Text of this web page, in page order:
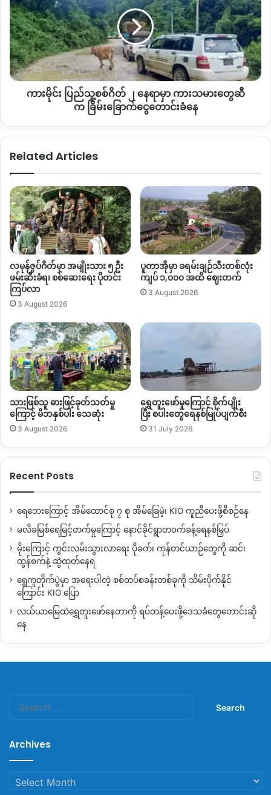
လိုက်ပြီး ကျန် ၂ ယောက်မှာ မုန်ကြိတ်ကျေးရွာက အသက် ၁၇ နှစ်
အရွယ် အမျိုးသား ၂ ယောက်ဖြစ်တယ်လို့ သိရပါတယ်။
ရွှေမင်းပြည်သူ့စစ်အဖွဲ့တွေဟာ ရပ်ကွက်ဒေသအလိုက် ကချင်
လွတ်လပ်ရေးတပ်မတော် KIA နဲ့ဆက်နွယ်ပတ်သက်မှုရှိတဲ့ သူတွေ
ကို လိုက်လံဖမ်းဆီးနေတာတွေလုပ်ဆောင်နေပြီး ညအချိန်မှာ
ရပ်ကွက်အတွင်း သေနတ်ပစ်ဖောက်တာတွေ၊ ဆဲဆိုခြိမ်းခြောက်တွေ
တာတွေ လုပ်ဆောင်နေတယ် ဒေသခံတွေကပြောပါတယ်။
ဝူယာန်ပြည်သူ့စစ်စခန်းကို KIA နဲ့ ပြည်သူ့စစ်တပ်ဖွဲ့တွေက ဒရုန်းနဲ့
ဗုံး ၃ ကြိမ်ထက်မနည်း သွားရောက်တိုက်ခိုက်ခဲ့တာတွေလည်းရှိခဲ့
တာကြောင့် အခုလို ဖမ်းဆီးမှုတွေ ဆက်တိုက်လုပ်ဆောင်လာတာ
ဖြစ်တယ်လို့ ဝူယန်ဒေသခံတစ် ယောက်လည်း အခုလိုပြောပြပါ
တယ်။
“အဲဒီ ၁၃ ရက်နေ့မရောက်ခင်မှာ ဝူယာန်ပြည်သူ့စစ်စခန်း
ကို KIA နဲ့ PDF တွေက ဒရုန်းနဲ့လာပစ်သေးတယ်။ အဲတုန်းက စခန်း
ထိခိုက်သွားတာနဲ့ပတ်သက်ပြီးတော့ အသေးစိတ်က မသိလိုက်ရ
ဘူး။ နောက် ၂ ရက်လောက်ဆို ဖမ်းဆီးတာတွေ ရှိလာပြီးလေ။ သူတို့
အခုဖမ်းသွားတဲ့ သူတွေကိုလည်း KIA နဲ့ ပတ်သက်တယ်လို့ပြောပြီး
ဖမ်းသွားကြတာ”လို့ပြောပြပါတယ်။
အခုလို ပြည်သူ့စစ်တပ်ဖွဲ့တွေက ဝိုင်းမော်မြို့တွင်း မြို့ပြင် ညတိုင်း
လိုလို အင်အား အများအပြားနဲ့ လုံးခြုံရေးတင်းကြပ် ထားပြီး ပြည်
သူနေအိမ်တွေကို တစ်အိမ်ဆင်း တစ်အိမ်တက် စစ်ဆေးမှုတွေ
ဆက်တိုက်လုပ်ဆောင်နေတာကြောင့် KIA နဲ့ ဆက်နွယ်မှုရှိတဲ့ ပြည်
သူတစ်ချို့က ထွက်ပြေးတိမ်းရှောင်နေတာတွေရှိတယ်လို့ သူကဆက်
ပြောပါတယ်။
ပြီးခဲ့တဲ့ စက်တင်ဘာလမှာလည်း တိုက်ပွဲကြောင့် တိမ်းရှောင်လာတဲ့
ကဇူး၊ ဒဘတ် စစ်ရှောင်တစ်ချို့ကို တိမ်းရှောင်နေတဲ့ နေရာကနေ
တိုက်ပွဲဖြစ်ပွားနေတဲ့ နေရာကို လူသာားဒိုင်းအသုံးပြုဖို့ ဖမ်းဆီးခေါ်
ဆောင်သွားတာရှိခဲ့တာကြောင့် ဖမ်းဆီးခံရတဲ့ တစ်ချို့မှာ
စစ်ကြောင်းထဲ မိုင်းနင်းမိပြီး ထိခိုက်ဒဏ်ရာရရှိခဲ့တဲ့သူတွေလည်းရှိပါ
တယ်။
By – နော်ထွယ့်(ဟူးကောင့်)
ပြည်သူ့စစ်
ဂိတ်
၂
နေရာ
မှာ
ကား
သမား
ဆီက ခြိမ်းခြောက်
ကားမိုင်း ပြည်သူ့စစ်ဂိတ် ၂ နေရာမှာ ကားသမားတွေဆီ
က ခြိမ်းခြောက်ငွေတောင်းခံနေ
Related Articles
လမုန်ဇွပ်ဂိတ်မှာ အမျိုးသား ၅ ဦး
ဖမ်းဆီးခံရ၊ စစ်ဆေးရေး ပိုတင်း
ကြပ်လာ
3 August 2026
ပူတာအိုမှာ ခရမ်းချဉ်သီးတစ်လုံး
ကျပ် ၁,၀၀၀ အထိ ဈေးတက်
3 August 2026
သားဖြစ်သူ ဓားဖြင့်ခုတ်သတ်မှု
ကြောင့် မိဘနှစ်ပါး သေဆုံး
3 August 2026
ရွှေတူးဖော်မှုကြောင့် စိုက်ပျိုး
ပြီး စပါးတွေရေနစ်မြုပ်ပျက်စီး
31 July 2026
Recent Posts
ရေဘေးကြောင့် အိမ်ထောင်စု ၇ စု အိမ်ခြေမဲ့၊ KIO ကူညီပေးဖို့စီစဉ်နေ
မလိခမြစ်ရေမြင့်တက်မှုကြောင့် နောင်ခိုင်ရွာတဝက်ခန့်ရေနစ်မြှပ်
မိုးကြောင့် ကွင်းလမ်းသွားလာရေး ပိုခက်၊ ကုန်တင်ယာဉ်တွေကို ဆင်၊
ထွန်စက်နဲ့ ဆွဲထုတ်နေရ
ရွှေကူတိုက်ပွဲမှာ အရေးပါတဲ့ စစ်တပ်စခန်းတစ်ခုကို သိမ်းပိုက်နိုင်
ကြောင်း KIO ပြော
လယ်ယာမြေထဲရွှေတူးဖော်နေတာကို ရပ်တန့်ပေးဖို့ဒေသခံတွေတောင်းဆို
နေ
Archives
Archives